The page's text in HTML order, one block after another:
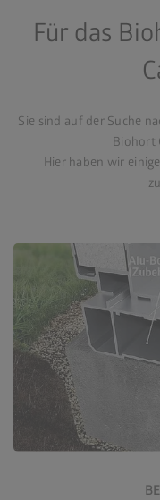
Für das
Sie sind auf der Suche
Biohort
Hier haben wir